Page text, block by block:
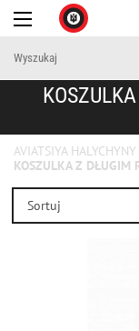
AVIATSIYA HALYCHYNY
KOSZULKA Z DŁUGIM
Sortuj